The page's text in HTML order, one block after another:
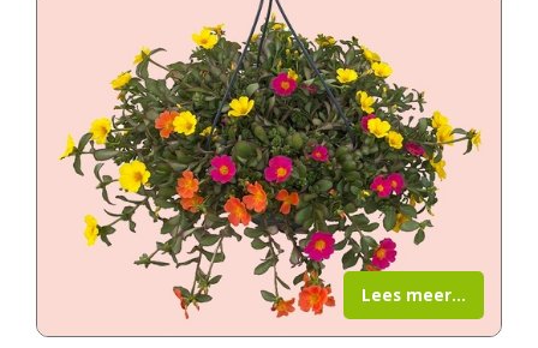
Lees meer...